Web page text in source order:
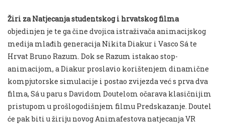
Žiri za Natjecanja studentskog i hrvatskog filma
objedinjen je te ga čine dvojica istraživača animacijskog
medija mlađih generacija Nikita Diakur i Vasco Sá te
Hrvat Bruno Razum. Dok se Razum istakao stop-
animacijom, a Diakur proslavio korištenjem dinamične
kompjutorske simulacije i postao zvijezda već s prva dva
filma, Sá u paru s Davidom Doutelom očarava klasičnijim
pristupom u prošlogodišnjem filmu Predskazanje. Doutel
će pak biti u žiriju novog Animafestova natjecanja VR